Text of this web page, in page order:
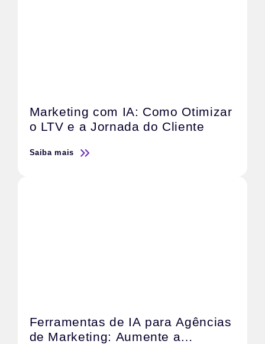
Marketing com IA: Como Otimizar
o LTV e a Jornada do Cliente
Saiba mais
Ferramentas de IA para Agências
de Marketing: Aumente a